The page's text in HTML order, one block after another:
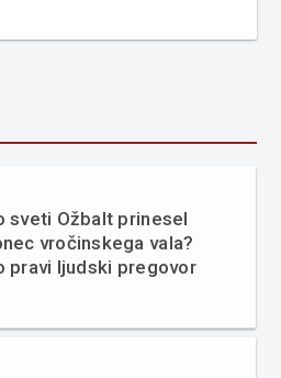
sveti Ožbalt prinesel
vročinskega vala?
pravi ljudski pregovor